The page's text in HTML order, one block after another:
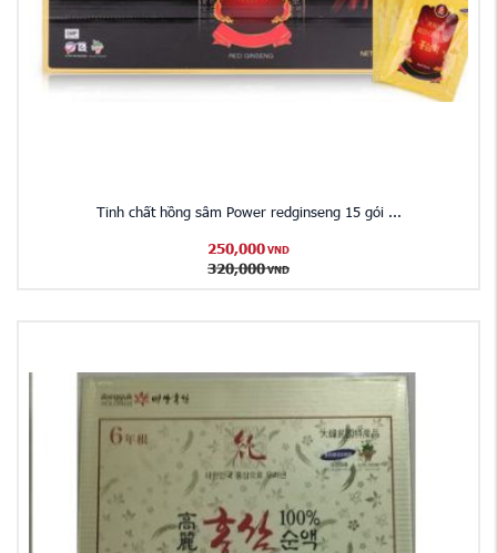
Tinh chất hồng sâm Power redginseng 15 gói ...
250,000 VND
320,000 VND